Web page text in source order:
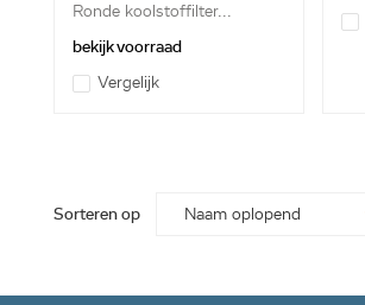
Ronde koolstoffilter...
bekijk voorraad
Vergelijk
Sorteren op